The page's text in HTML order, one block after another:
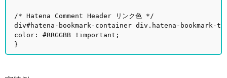
/* Hatena Comment Header リンク色 */
div#hatena-bookmark-container div.hatena-
color: #RRGGBB !important;
}